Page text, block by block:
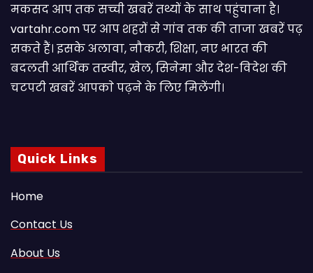
मकसद आप तक सच्ची खबरें तथ्यों के साथ पहुंचाना है।
vartahr.com पर आप शहरों से गांव तक की ताजा खबरें पढ़
सकते हैं। इसके अलावा, नौकरी, शिक्षा, नए भारत की
बदलती आर्थिक तस्वीर, खेल, सिनेमा और देश-विदेश की
चटपटी खबरें आपकाे पढ़ने के लिए मिलेंगी।
Quick Links
Home
Contact Us
About Us